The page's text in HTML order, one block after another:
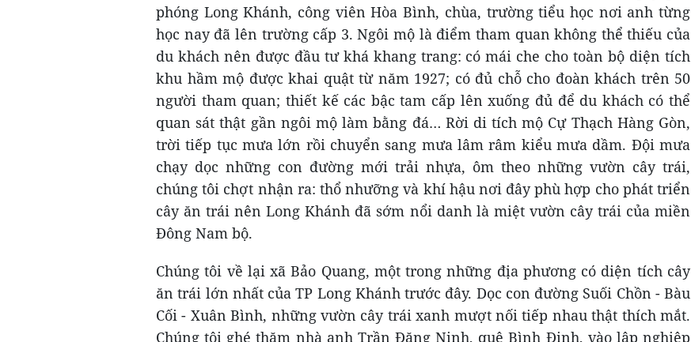
phóng Long Khánh, công viên Hòa Bình, chùa, trường tiểu học nơi anh từng
học nay đã lên trường cấp 3. Ngôi mộ là điểm tham quan không thể thiếu của
du khách nên được đầu tư khá khang trang: có mái che cho toàn bộ diện tích
khu hầm mộ được khai quật từ năm 1927; có đủ chỗ cho đoàn khách trên 50
người tham quan; thiết kế các bậc tam cấp lên xuống đủ để du khách có thể
quan sát thật gần ngôi mộ làm bằng đá… Rời di tích mộ Cự Thạch Hàng Gòn,
trời tiếp tục mưa lớn rồi chuyển sang mưa lâm râm kiểu mưa dầm. Đội mưa
chạy dọc những con đường mới trải nhựa, ôm theo những vườn cây trái,
chúng tôi chợt nhận ra: thổ nhưỡng và khí hậu nơi đây phù hợp cho phát triển
cây ăn trái nên Long Khánh đã sớm nổi danh là miệt vườn cây trái của miền
Đông Nam bộ.
Chúng tôi về lại xã Bảo Quang, một trong những địa phương có diện tích cây
ăn trái lớn nhất của TP Long Khánh trước đây. Dọc con đường Suối Chồn - Bàu
Cối - Xuân Bình, những vườn cây trái xanh mượt nối tiếp nhau thật thích mắt.
Chúng tôi ghé thăm nhà anh Trần Đăng Ninh, quê Bình Định, vào lập nghiệp